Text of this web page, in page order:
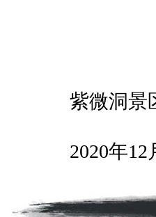
紫微洞景
2020年12